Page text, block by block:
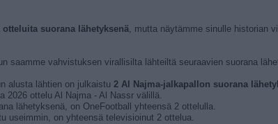
suorana lähetyksenä, mutta näytämme sinulle historian
saamme vahvistuksen virallisilta lähteiltä seuraavien suorana
alusta lähtien on julkaistu 2 Al Najma-jalkapallon suorana
2026 ottelu Al Najma - Al Nassr välillä.
lähetyksenä, on OneFootball yhteensä 2 ottelulla.
useimmin, on yhteensä televisioinut 2 ottelua.